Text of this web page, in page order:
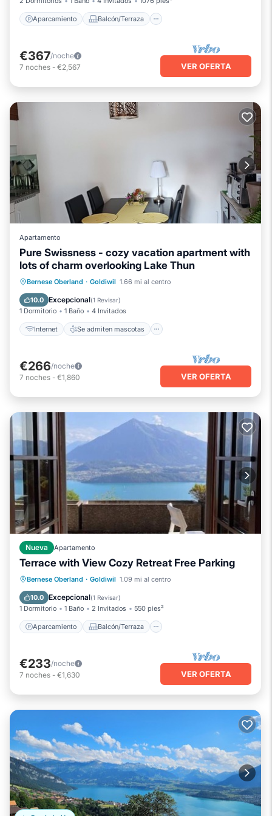
Aparcamiento Balcón/Terraza
€367/noche
7 noches - €2,567 VER OFERTA
Apartamento
Pure Swissness - cozy vacation apartment with
lots of charm overlooking Lake Thun
Bernese Oberland · Goldiwil 1.66 mi al centro
10.0 Excepcional(1 Revisar)
1 Dormitorio 1 Baño 4 Invitados
Internet Se admiten mascotas
Internet
Se admiten mascotas
Apto para niños
€266/noche
7 noches - €1,860 VER OFERTA
Nueva Apartamento
Terrace with View Cozy Retreat Free Parking
Bernese Oberland · Goldiwil 1.09 mi al centro
10.0 Excepcional(1 Revisar)
1 Dormitorio 1 Baño 2 Invitados 550 pies²
Aparcamiento Balcón/Terraza
Aparcamiento
Balcón/Terraza
Cocina
Internet
€233/noche
7 noches - €1,630 VER OFERTA